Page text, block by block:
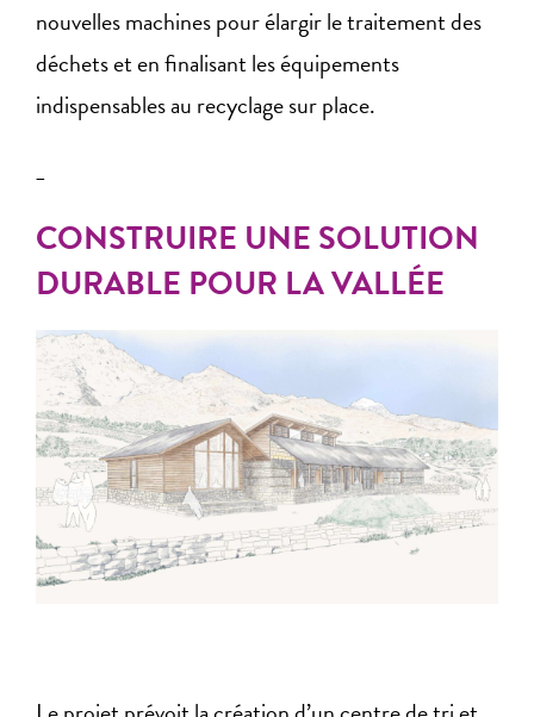
nouvelles machines pour élargir le traitement des
déchets et en finalisant les équipements
indispensables au recyclage sur place.
_
CONSTRUIRE UNE SOLUTION
DURABLE POUR LA VALLÉE